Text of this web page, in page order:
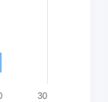
30